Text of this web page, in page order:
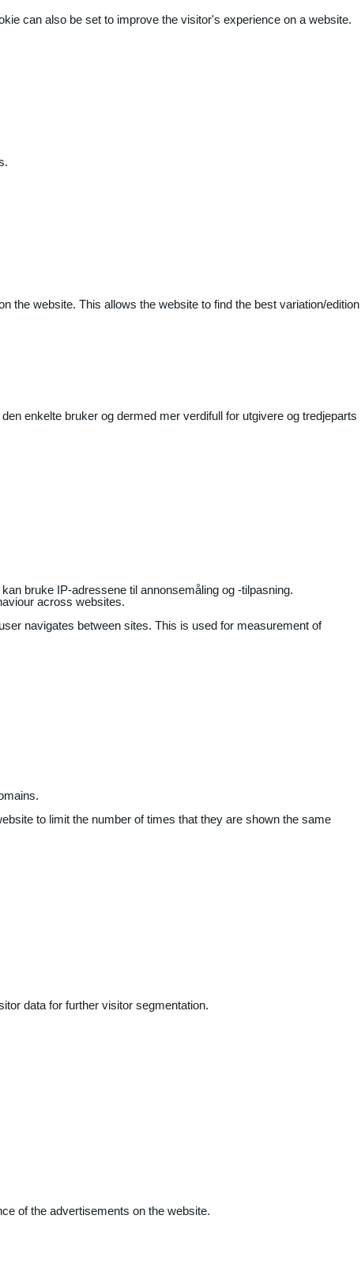
can also be set to improve the visitor's experience on a website.
the website. This allows the website to find the best variation/edition
enkelte bruker og dermed mer verdifull for utgivere og tredjeparts
bruke IP-adressene til annonsemåling og -tilpasning.
across websites.
navigates between sites. This is used for measurement of
to limit the number of times that they are shown the same
data for further visitor segmentation.
of the advertisements on the website.